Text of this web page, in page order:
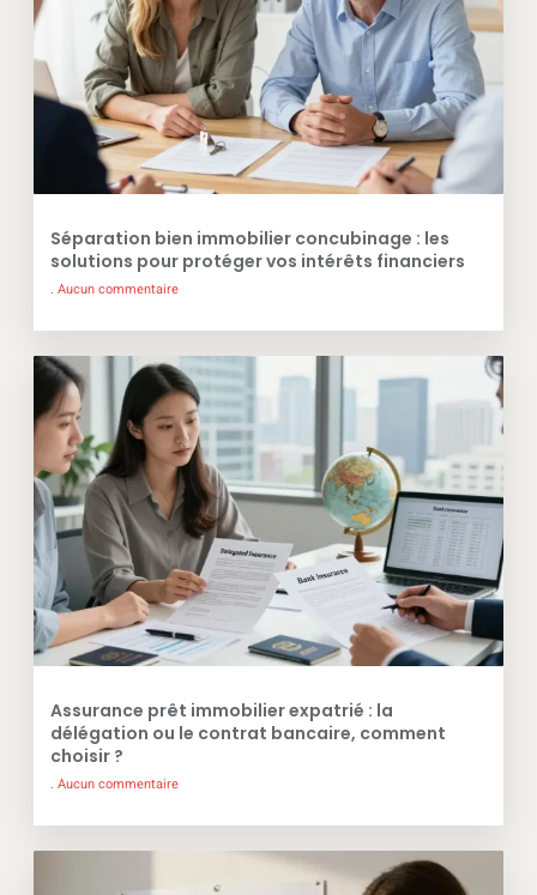
Séparation bien immobilier concubinage : les
solutions pour protéger vos intérêts financiers
Aucun commentaire
Assurance prêt immobilier expatrié : la
délégation ou le contrat bancaire, comment
choisir ?
Aucun commentaire